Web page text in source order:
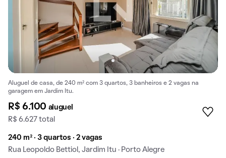
Aluguel de casa, de 240 m² com 3 quartos, 3 banheiros e 2 vagas na
garagem em Jardim Itu.
R$ 6.100 aluguel
R$ 6.627 total
240 m² · 3 quartos · 2 vagas
Rua Leopoldo Bettiol, Jardim Itu · Porto Alegre